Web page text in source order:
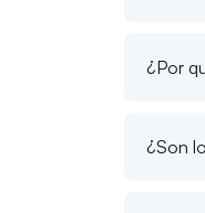
¿Por
¿Son